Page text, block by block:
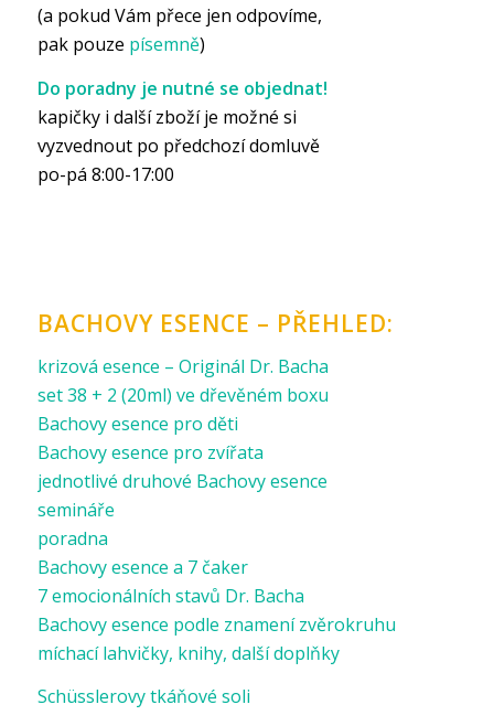
(a pokud Vám přece jen odpovíme,
pak pouze písemně)
Do poradny je nutné se objednat!
kapičky i další zboží je možné si
vyzvednout po předchozí domluvě
po-pá 8:00-17:00
BACHOVY ESENCE – PŘEHLED:
krizová esence – Originál Dr. Bacha
set 38 + 2 (20ml) ve dřevěném boxu
Bachovy esence pro děti
Bachovy esence pro zvířata
jednotlivé druhové Bachovy esence
semináře
poradna
Bachovy esence a 7 čaker
7 emocionálních stavů Dr. Bacha
Bachovy esence podle znamení zvěrokruhu
míchací lahvičky, knihy, další doplňky
Schüsslerovy tkáňové soli